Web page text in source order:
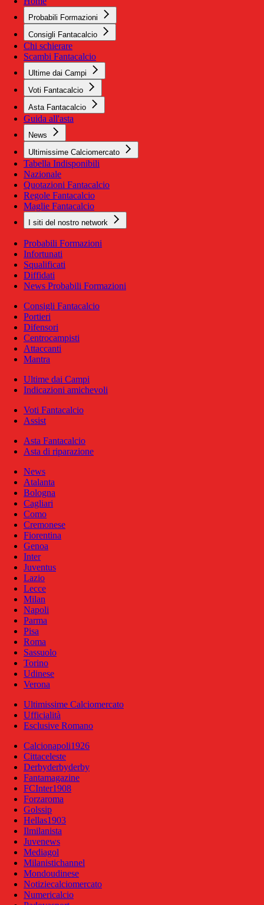
Probabili Formazioni
Consigli Fantacalcio
Chi schierare
Scambi Fantacalcio
Ultime dai Campi
Voti Fantacalcio
Asta Fantacalcio
Guida all'asta
News
Ultimissime Calciomercato
Tabella Indisponibili
Nazionale
Quotazioni Fantacalcio
Regole Fantacalcio
Maglie Fantacalcio
I siti del nostro network
Probabili Formazioni
Infortunati
Squalificati
Diffidati
News Probabili Formazioni
Consigli Fantacalcio
Portieri
Difensori
Centrocampisti
Attaccanti
Mantra
Ultime dai Campi
Indicazioni amichevoli
Voti Fantacalcio
Assist
Asta Fantacalcio
Asta di riparazione
News
Atalanta
Bologna
Cagliari
Como
Cremonese
Fiorentina
Genoa
Inter
Juventus
Lazio
Lecce
Milan
Napoli
Parma
Pisa
Roma
Sassuolo
Torino
Udinese
Verona
Ultimissime Calciomercato
Ufficialità
Esclusive Romano
Calcionapoli1926
Cittaceleste
Derbyderbyderby
Fantamagazine
FCInter1908
Forzaroma
Golssip
Hellas1903
Ilmilanista
Juvenews
Mediagol
Milanistichannel
Mondoudinese
Notiziecalciomercato
Numericalcio